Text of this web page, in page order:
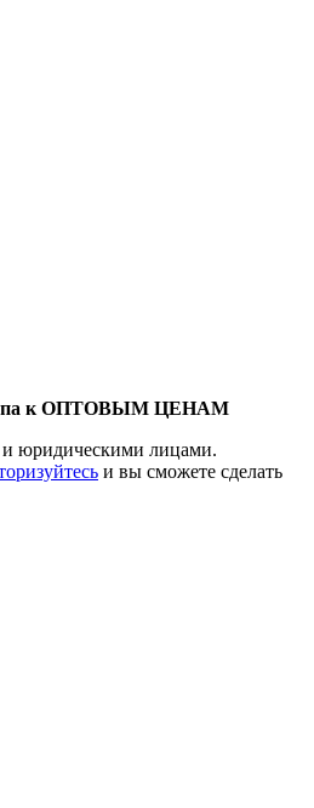
к ОПТОВЫМ ЦЕНАМ
юридическими лицами.
и вы сможете сделать